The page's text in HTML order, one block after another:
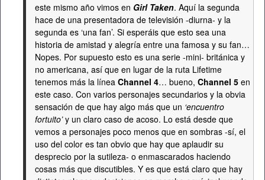
este mismo año vimos en Girl Taken. Aquí la segunda
hace de una presentadora de televisión -diurna- y la
segunda es ‘una fan’. Si esperáis que esto sea una
historia de amistad y alegría entre una famosa y su fan…
Nopes. Por supuesto esto es una serie -mini- británica y
no americana, así que en lugar de la ruta Lifetime
tenemos más la línea Channel 4… bueno, Channel 5 en
este caso. Con varios personajes secundarios y la obvia
sensación de que hay algo más que un ‘encuentro
fortuito’y un claro caso de acoso. Lo está desde que
vemos a personajes poco menos que en sombras -sí, el
uso del color es tan obvio que hay que aplaudir su
desprecio por la sutileza- o enmascarados haciendo
cosas más que discutibles. Y es que está claro que hay